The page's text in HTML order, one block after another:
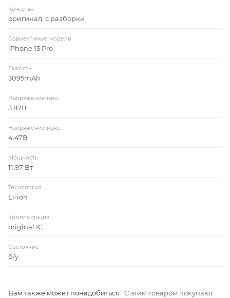
Качество
оригинал, с разборки
Совместимые модели
iPhone 13 Pro
Емкость
3095mAh
Напряжение мин.
3.87В
Напряжение макс.
4.47В
Мощность
11.97 Вт
Технология
Li-ion
Комплектация
original IC
Состояние
б/у
Вам также может понадобиться С этим товаром покупают